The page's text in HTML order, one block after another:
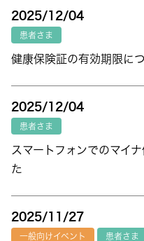
2025/12/04
患者さま
健康保険証の有効期限に
2025/12/04
患者さま
スマートフォンでのマイ
た
2025/11/27
一般向けイベント 患者さま